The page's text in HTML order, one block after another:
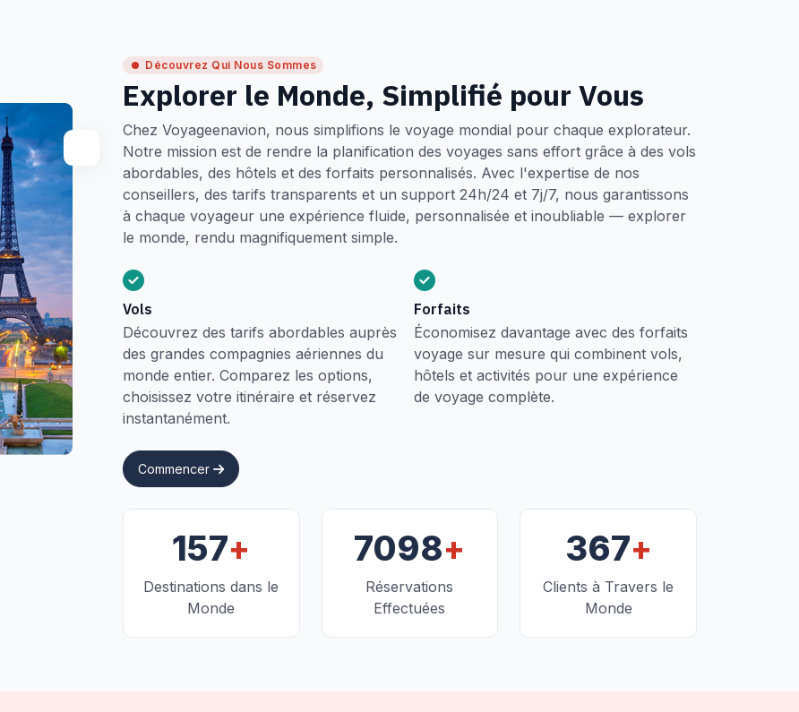
Découvrez Qui Nous Sommes
Explorer le Monde, Simplifié pour Vous
Chez Voyageenavion, nous simplifions le voyage mondial pour chaque explorateur.
Notre mission est de rendre la planification des voyages sans effort grâce à des vols
abordables, des hôtels et des forfaits personnalisés. Avec l'expertise de nos
conseillers, des tarifs transparents et un support 24h/24 et 7j/7, nous garantissons
à chaque voyageur une expérience fluide, personnalisée et inoubliable — explorer
le monde, rendu magnifiquement simple.
Vols
Découvrez des tarifs abordables auprès
des grandes compagnies aériennes du
monde entier. Comparez les options,
choisissez votre itinéraire et réservez
instantanément.
Forfaits
Économisez davantage avec des forfaits
voyage sur mesure qui combinent vols,
hôtels et activités pour une expérience
de voyage complète.
Commencer
157+
Destinations dans le
Monde
7098+
Réservations
Effectuées
367+
Clients à Travers le
Monde